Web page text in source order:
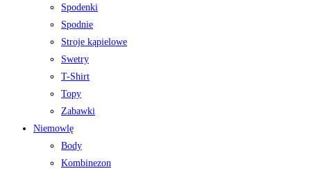
Spodenki
Spodnie
Stroje kąpielowe
Swetry
T-Shirt
Topy
Zabawki
Niemowlę
Body
Kombinezon